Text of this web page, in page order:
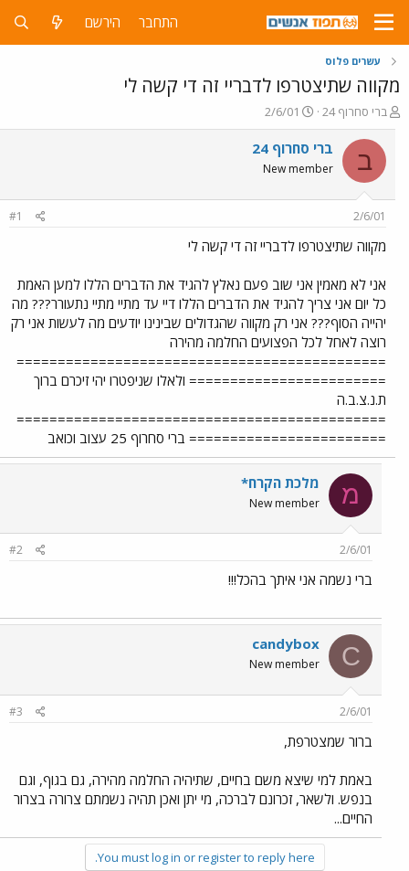
התחבר הירשם
עשרים פלוס
מקווה שתיצטרפו לדבריי זה די קשה לי
פ
ו
ת
ח
ה
ש
א
ברי סחרוף 24
פ
ו
ר
ם
ר
2/6/01
ב ברי סחרוף 24
New member
2/6/01
#1
מקווה שתיצטרפו לדבריי זה די קשה לי
אני לא מאמין אני שוב פעם נאלץ להגיד את הדברים הללו למען האמת
כל יום אני צריך להגיד את הדברים הללו דיי עד מתיי מתיי נתעורר??? מה
יהייה הסוף??? אני רק מקווה שהגדולים שבינינו יודעים מה לעשות אני רק
רוצה לאחל לכל הפצועים החלמה מהירה
=============================================
======================== ולאלו שניפטרו יהי זיכרם ברוך
ת.נ.צ.ב.ה
=============================================
======================== ברי סחרוף 25 עצוב וכואב
מ מלכת הקרח*
New member
2/6/01
#2
ברי נשמה אני איתך בהכל!!!
C
candybox
New member
2/6/01
#3
ברור שמצטרפת,
באמת למי שיצא משם בחיים, שתיהיה החלמה מהירה, גם בגוף, וגם
בנפש. ולשאר, זכרונם לברכה, מי יתן ואכן תהיה נשמתם צרורה בצרור
החיים...
You must log in or register to reply here.